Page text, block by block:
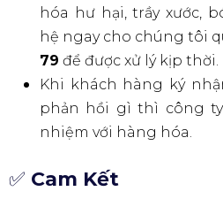
hóa hư hại, trầy xước,
hệ ngay cho chúng tôi
79 để được xử lý kịp thời.
Khi khách hàng ký
phản hồi gì thì công
nhiệm với hàng hóa.
✅ Cam Kết